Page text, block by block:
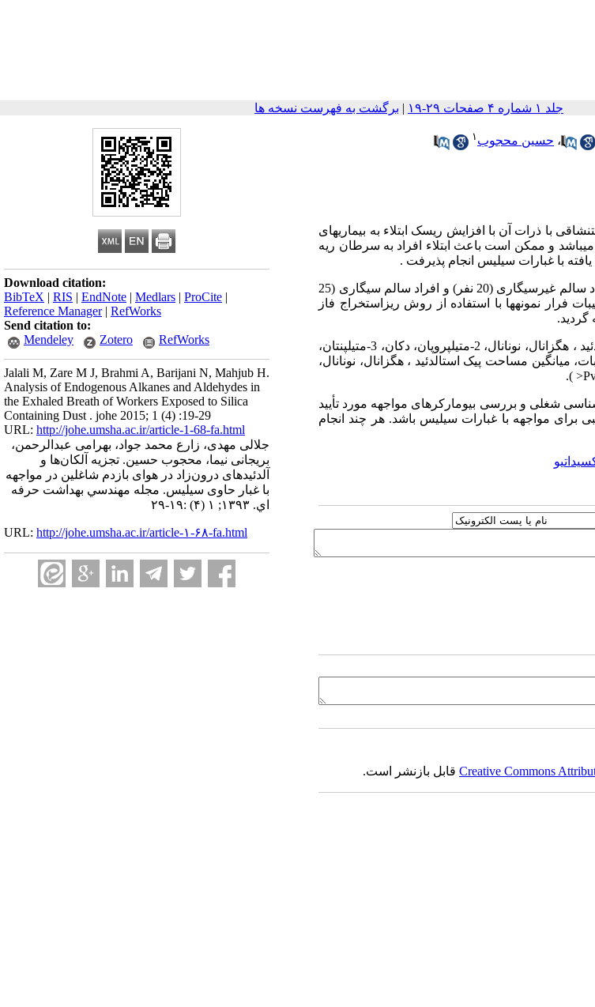
جلد ۱ شماره ۴ صفحات ۲۹-۱۹ | برگشت به فهرست نسخه ها
Download citation:
BibTeX | RIS | EndNote | Medlars | ProCite |
Reference Manager| RefWorks
Send citation to:
Mendeley
Zotero RefWorks
Jalali M, Zare M J, Brahmi A, Barijani N, Mahjub H.
Analysis of Endogenous Alkanes and Aldehydes in
the Exhaled Breath of Workers Exposed to Silica
Containing Dust . johe 2015; 1 (4) :19-29
URL: http://johe.umsha.ac.ir/article-1-68-fa.html
جلالی مهدی، زارع محمد جواد، بهرامی عبدالرحمن،
بریجانی نیما، محجوب حسین. تجزیه آلکان‌ها و
آلدئیدهای درون‌زاد در هوای بازدم شاغلین در مواجهه
با غبار حاوی سیلیس. مجله مهندسي بهداشت حرفه
اي. ۱۳۹۳; ۱ (۴) :۱۹-۲۹
URL: http://johe.umsha.ac.ir/article-۱-۶۸-fa.html
، حسین محجوب ۱
با ذرات آن با افزایش ریسک ابتلاء به بیماری­های
و ممکن است باعث ابتلاء افراد به سرطان ریه
با غبارات سیلیس انجام پذیرفت .
در این مطالعه هوای بازدمی شاغلین در مواجهه با غبار سیلیس (20 نفر)، افراد سالم غیرسیگاری (20 نفر) و افراد سالم سیگاری (25
بازدم در کیسه­های 3 لیتری جمع­آوری و ترکیبات فرار نمونه­ها با استفاده از روش ریزاستخراج فاز
در مجموع 39 ترکیب آلی فرار در نمونه­ها شناسایی گردید (حداقل در یک نمونه). استالدئید ، هگزانال، نونانال، 2-متیل­پروپان، دکان، 3-متیل­پنتان،
میانگین مساحت پیک استالدئید ، هگزانال، نونانال،
شغلی و بررسی بیومارکرهای مواجهه مورد تأیید
برای مواجهه با غبارات سیلیس باشد. هر چند انجام
Creative Commonsقابل بازنشر است.